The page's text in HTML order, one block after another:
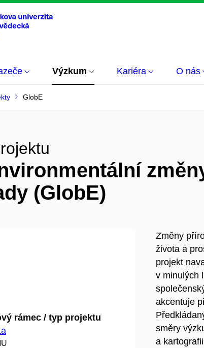
Výzkum Kariéra O nás
GlobE
(GlobE)
rámec / typ projektu
Změny
života a
projekt
v minulých
akcentuje
směry
a